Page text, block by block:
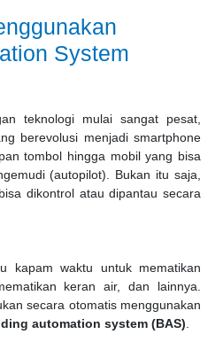
System
teknologi mulai sangat pesat,
berevolusi menjadi smartphone
tombol hingga mobil yang bisa
(autopilot). Bukan itu saja,
dikontrol atau dipantau secara
kapam waktu untuk mematikan
keran air, dan lainnya.
secara otomatis menggunakan
automation system (BAS)